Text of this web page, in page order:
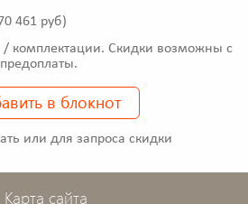
461 руб)
/ комплектации. Скидки возможны с
в блокнот
или для запроса скидки
Карта сайта